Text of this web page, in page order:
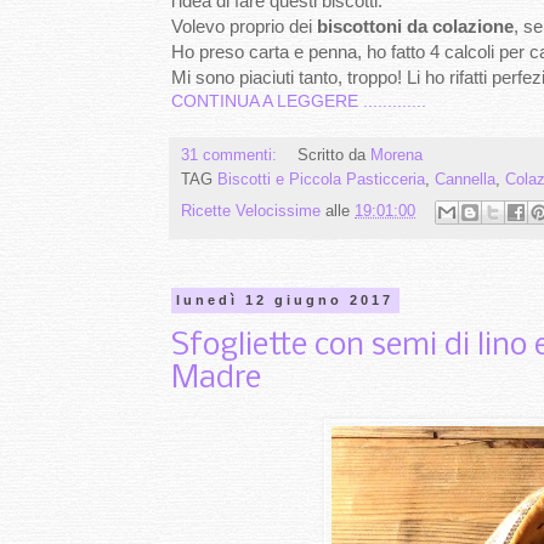
Volevo proprio dei biscottoni da colazione,
Ho preso carta e penna, ho fatto 4 calcoli per
Mi sono piaciuti tanto, troppo! Li ho rifatti
CONTINUA A LEGGERE .............
31 commenti: Scritto da Morena
TAG Biscotti e Piccola Pasticceria, Cannella,
Ricette Velocissime alle 19:01:00
lunedì 12 giugno 2017
Sfogliette con semi di lino
Madre